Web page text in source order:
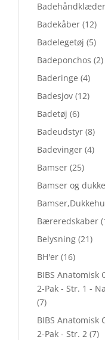
Badehåndklæder
Badekåber (12)
Badelegetøj (5)
Badeponchos (2)
Baderinge (4)
Badesjov (12)
Badetøj (6)
Badeudstyr (8)
Badevinger (4)
Bamser (25)
Bamser og
Bæreredskaber
Belysning (21)
BH'er (16)
BIBS Anatomisk
2-Pak - Str. 1 -
(7)
BIBS Anatomisk
2-Pak - Str. 2 (7)